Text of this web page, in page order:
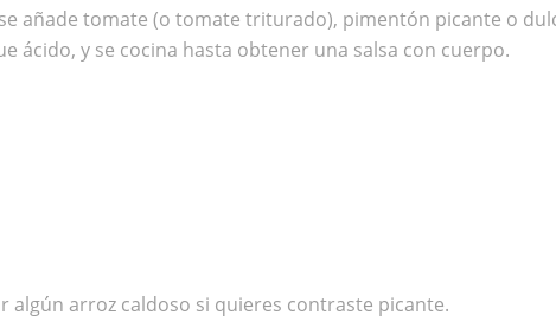
añade tomate (o tomate triturado), pimentón picante o
ácido, y se cocina hasta obtener una salsa con cuerpo.
algún arroz caldoso si quieres contraste picante.